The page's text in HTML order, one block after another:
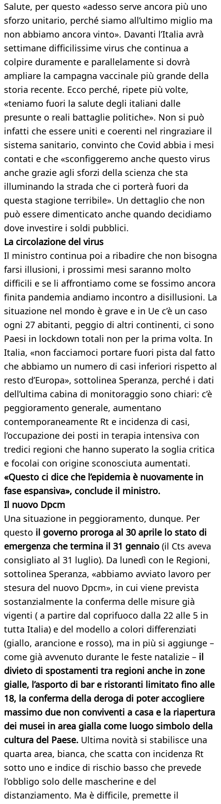
Salute, per questo «adesso serve ancora più uno
sforzo unitario, perché siamo all’ultimo miglio ma
non abbiamo ancora vinto». Davanti l’Italia avrà
settimane difficilissime virus che continua a
colpire duramente e parallelamente si dovrà
ampliare la campagna vaccinale più grande della
storia recente. Ecco perché, ripete più volte,
«teniamo fuori la salute degli italiani dalle
presunte o reali battaglie politiche». Non si può
infatti che essere uniti e coerenti nel ringraziare il
sistema sanitario, convinto che Covid abbia i mesi
contati e che «sconfiggeremo anche questo virus
anche grazie agli sforzi della scienza che sta
illuminando la strada che ci porterà fuori da
questa stagione terribile». Un dettaglio che non
può essere dimenticato anche quando decidiamo
dove investire i soldi pubblici.
La circolazione del virus
Il ministro continua poi a ribadire che non bisogna
farsi illusioni, i prossimi mesi saranno molto
difficili e se li affrontiamo come se fossimo ancora
finita pandemia andiamo incontro a disillusioni. La
situazione nel mondo è grave e in Ue c’è un caso
ogni 27 abitanti, peggio di altri continenti, ci sono
Paesi in lockdown totali non per la prima volta. In
Italia, «non facciamoci portare fuori pista dal fatto
che abbiamo un numero di casi inferiori rispetto al
resto d’Europa», sottolinea Speranza, perché i dati
dell’ultima cabina di monitoraggio sono chiari: c’è
peggioramento generale, aumentano
contemporaneamente Rt e incidenza di casi,
l’occupazione dei posti in terapia intensiva con
tredici regioni che hanno superato la soglia critica
e focolai con origine sconosciuta aumentati.
«Questo ci dice che l’epidemia è nuovamente in
fase espansiva», conclude il ministro.
Il nuovo Dpcm
Una situazione in peggioramento, dunque. Per
questo il governo proroga al 30 aprile lo stato di
emergenza che termina il 31 gennaio (il Cts aveva
consigliato al 31 luglio). Da lunedì con le Regioni,
sottolinea Speranza, «abbiamo avviato lavoro per
stesura del nuovo Dpcm», in cui viene prevista
sostanzialmente la conferma delle misure già
vigenti ( a partire dal coprifuoco dalla 22 alle 5 in
tutta Italia) e del modello a colori differenziati
(giallo, arancione e rosso), ma in più si aggiunge –
come già avvenuto durante le feste natalizie – il
divieto di spostamenti tra regioni anche in zone
gialle, l’asporto di bar e ristoranti limitato fino alle
18, la conferma della deroga di poter accogliere
massimo due non conviventi a casa e la riapertura
dei musei in area gialla come luogo simbolo della
cultura del Paese. Ultima novità si stabilisce una
quarta area, bianca, che scatta con incidenza Rt
sotto uno e indice di rischio basso che prevede
l’obbligo solo delle mascherine e del
distanziamento. Ma è difficile, premette il